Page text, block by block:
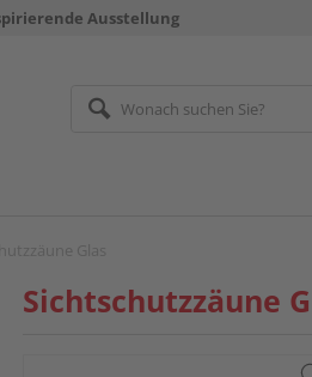
Ausstellung
Sichtschutzzäune